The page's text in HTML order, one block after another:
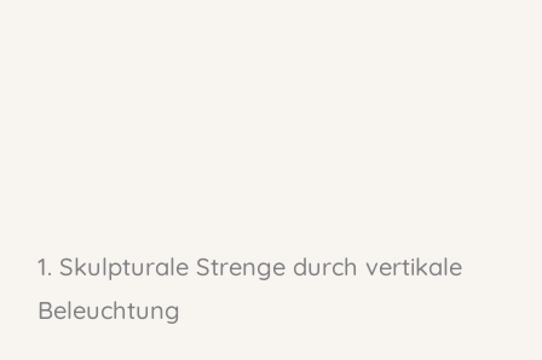
1. Skulpturale Strenge durch vertikale
Beleuchtung